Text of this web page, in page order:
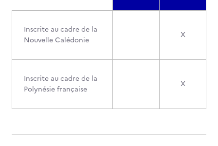
Inscrite au cadre de la
Nouvelle Calédonie
X
Inscrite au cadre de la
Polynésie française
X